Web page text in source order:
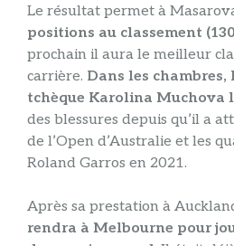
Le résultat permet à
positions au classement
prochain il aura le meilleur
carrière. Dans les chambres,
tchèque Karolina Muchova
des blessures depuis qu’il a
de l’Open d’Australie et les
Roland Garros en 2021.
Après sa prestation à
rendra à Melbourne pour